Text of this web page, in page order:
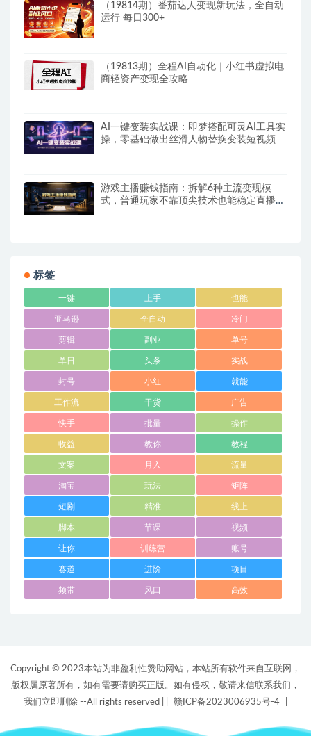
（19814期）番茄达人变现新玩法，全自动
运行 每日300+
（19813期）全程AI自动化｜小红书虚拟电
商轻资产变现全攻略
AI一键变装实战课：即梦搭配可灵AI工具实
操，零基础做出丝滑人物替换变装短视频
游戏主播赚钱指南：拆解6种主流变现模
式，普通玩家不靠顶尖技术也能稳定直播增
标签
一键 上手 也能
亚马逊 全自动 冷门
剪辑 副业 单号
单日 头条 实战
封号 小红 就能
工作流 干货 广告
快手 批量 操作
收益 教你 教程
文案 月入 流量
淘宝 玩法 矩阵
短剧 精准 线上
脚本 节课 视频
让你 训练营 账号
赛道 进阶 项目
频带 风口 高效
Copyright © 2023本站为非盈利性赞助网站，本站所有软件来自互联网，
版权属原著所有，如有需要请购买正版。如有侵权，敬请来信联系我们，
我们立即删除 --All rights reserved |
赣ICP备2023006935号-4